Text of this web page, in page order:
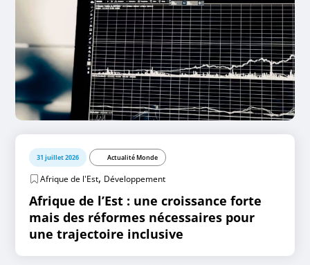
31 juillet 2026 Actualité Monde
Afrique de l'Est, Développement
Afrique de l’Est : une croissance forte
mais des réformes nécessaires pour
une trajectoire inclusive